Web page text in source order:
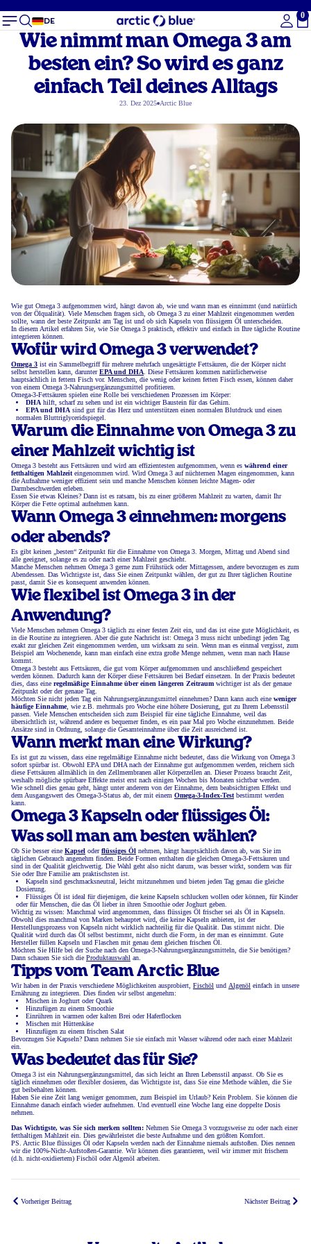
DE
0
Wie nimmt man Omega 3 am
besten ein? So wird es ganz
einfach Teil deines Alltags
23. Dez 2025 Arctic Blue
Wie gut Omega 3 aufgenommen wird, hängt davon ab, wie und wann man es einnimmt (und natürlich
von der Ölqualität). Viele Menschen fragen sich, ob Omega 3 zu einer Mahlzeit eingenommen werden
sollte, wann der beste Zeitpunkt am Tag ist und ob sich Kapseln von flüssigem Öl unterscheiden.
In diesem Artikel erfahren Sie, wie Sie Omega 3 praktisch, effektiv und einfach in Ihre tägliche Routine
integrieren können.
Wofür wird Omega 3 verwendet?
Omega 3 ist ein Sammelbegriff für mehrere mehrfach ungesättigte Fettsäuren, die der Körper nicht
selbst herstellen kann, darunterEPA und DHA . Diese Fettsäuren kommen natürlicherweise
hauptsächlich in fettem Fisch vor. Menschen, die wenig oder keinen fetten Fisch essen, können daher
von einem Omega 3-Nahrungsergänzungsmittel profitieren.
Omega-3-Fettsäuren spielen eine Rolle bei verschiedenen Prozessen im Körper:
DHA hilft, scharf zu sehen und ist ein wichtiger Baustein für das Gehirn.
EPA und DHA sind gut für das Herz und unterstützen einen normalen Blutdruck und einen
normalen Bluttriglyceridspiegel.
Warum die Einnahme von Omega 3 zu
einer Mahlzeit wichtig ist
Omega 3 besteht aus Fettsäuren und wird am effizientesten aufgenommen, wenn es während einer
fetthaltigen Mahlzeit eingenommen wird. Wird Omega 3 auf nüchternen Magen eingenommen, kann
die Aufnahme weniger effizient sein und manche Menschen können leichte Magen- oder
Darmbeschwerden erleben.
Essen Sie etwas Kleines? Dann ist es ratsam, bis zu einer größeren Mahlzeit zu warten, damit Ihr
Körper die Fette optimal aufnehmen kann.
Wann Omega 3 einnehmen: morgens
oder abends?
Es gibt keinen „besten“ Zeitpunkt für die Einnahme von Omega 3. Morgen, Mittag und Abend sind
alle geeignet, solange es zu oder nach einer Mahlzeit geschieht.
Manche Menschen nehmen Omega 3 gerne zum Frühstück oder Mittagessen, andere bevorzugen es zum
Abendessen. Das Wichtigste ist, dass Sie einen Zeitpunkt wählen, der gut zu Ihrer täglichen Routine
passt, damit Sie es konsequent anwenden können.
Wie flexibel ist Omega 3 in der
Anwendung?
Viele Menschen nehmen Omega 3 täglich zu einer festen Zeit ein, und das ist eine gute Möglichkeit, es
in die Routine zu integrieren. Aber die gute Nachricht ist: Omega 3 muss nicht unbedingt jeden Tag
exakt zur gleichen Zeit eingenommen werden, um wirksam zu sein. Wenn man es einmal vergisst, zum
Beispiel am Wochenende, kann man einfach eine extra große Menge nehmen, wenn man nach Hause
kommt.
Omega 3 besteht aus Fettsäuren, die gut vom Körper aufgenommen und anschließend gespeichert
werden können. Dadurch kann der Körper diese Fettsäuren bei Bedarf einsetzen. In der Praxis bedeutet
dies, dass eine regelmäßige Einnahme über einen längeren Zeitraum wichtiger ist als der genaue
Zeitpunkt oder der genaue Tag.
Möchten Sie nicht jeden Tag ein Nahrungsergänzungsmittel einnehmen? Dann kann auch eine weniger
häufige Einnahme, wie z.B. mehrmals pro Woche eine höhere Dosierung, gut zu Ihrem Lebensstil
passen. Viele Menschen entscheiden sich zum Beispiel für eine tägliche Einnahme, weil das
übersichtlich ist, während andere es bequemer finden, es ein paar Mal pro Woche einzunehmen. Beide
Ansätze sind in Ordnung, solange die Gesamteinnahme über die Zeit ausreichend ist.
Wann merkt man eine Wirkung?
Es ist gut zu wissen, dass eine regelmäßige Einnahme nicht bedeutet, dass die Wirkung von Omega 3
sofort spürbar ist. Obwohl EPA und DHA nach der Einnahme gut aufgenommen werden, reichern sich
diese Fettsäuren allmählich in den Zellmembranen aller Körperzellen an. Dieser Prozess braucht Zeit,
weshalb mögliche spürbare Effekte meist erst nach einigen Wochen bis Monaten sichtbar werden.
Wie schnell dies genau geht, hängt unter anderem von der Einnahme, dem beabsichtigten Effekt und
dem Ausgangswert des Omega-3-Status ab, der mit einem Omega-3-Index-Test bestimmt werden
kann.
Omega 3 Kapseln oder flüssiges Öl:
Was soll man am besten wählen?
Ob Sie besser eine Kapsel oderflüssiges Öl nehmen, hängt hauptsächlich davon ab, was Sie im
täglichen Gebrauch angenehm finden. Beide Formen enthalten die gleichen Omega-3-Fettsäuren und
sind in der Qualität gleichwertig. Die Wahl geht also nicht darum, was besser wirkt, sondern was für
Sie oder Ihre Familie am praktischsten ist.
Kapseln sind geschmacksneutral, leicht mitzunehmen und bieten jeden Tag genau die gleiche
Dosierung.
Flüssiges Öl ist ideal für diejenigen, die keine Kapseln schlucken wollen oder können, für Kinder
oder für Menschen, die das Öl lieber in ihren Smoothie oder Joghurt geben.
Wichtig zu wissen: Manchmal wird angenommen, dass flüssiges Öl frischer sei als Öl in Kapseln.
Obwohl dies manchmal von Marken behauptet wird, die keine Kapseln anbieten, ist der
Herstellungsprozess von Kapseln nicht wirklich nachteilig für die Qualität. Das stimmt nicht. Die
Qualität wird durch das Öl selbst bestimmt, nicht durch die Form, in der man es einnimmt. Gute
Hersteller füllen Kapseln und Flaschen mit genau dem gleichen frischen Öl.
Möchten Sie Hilfe bei der Suche nach den Omega-3-Nahrungsergänzungsmitteln, die Sie benötigen?
Dann schauen Sie sich die Produktauswahl an.
Tipps vom Team Arctic Blue
Wir haben in der Praxis verschiedene Möglichkeiten ausprobiert, Fischöl und Algenöl einfach in unsere
Ernährung zu integrieren. Dies finden wir selbst angenehm:
Mischen in Joghurt oder Quark
Hinzufügen zu einem Smoothie
Einrühren in warmen oder kalten Brei oder Haferflocken
Mischen mit Hüttenkäse
Hinzufügen zu einem frischen Salat
Bevorzugen Sie Kapseln? Dann nehmen Sie sie einfach mit Wasser während oder nach einer Mahlzeit
ein.
Was bedeutet das für Sie?
Omega 3 ist ein Nahrungsergänzungsmittel, das sich leicht an Ihren Lebensstil anpasst. Ob Sie es
täglich einnehmen oder flexibler dosieren, das Wichtigste ist, dass Sie eine Methode wählen, die Sie
gut beibehalten können.
Haben Sie eine Zeit lang weniger genommen, zum Beispiel im Urlaub? Kein Problem. Sie können die
Einnahme danach einfach wieder aufnehmen. Und eventuell eine Woche lang eine doppelte Dosis
nehmen.
Das Wichtigste, was Sie sich merken sollten: Nehmen Sie Omega 3 vorzugsweise zu oder nach einer
fetthaltigen Mahlzeit ein. Dies gewährleistet die beste Aufnahme und den größten Komfort.
PS. Arctic Blue flüssiges Öl oder Kapseln werden nach der Einnahme niemals aufstoßen. Dies nennen
wir die 100%-Nicht-Aufstoßen-Garantie. Wir können dies garantieren, weil wir immer mit frischem
(d.h. nicht-oxidiertem) Fischöl oder Algenöl arbeiten.
Vorheriger Beitrag Nächster Beitrag